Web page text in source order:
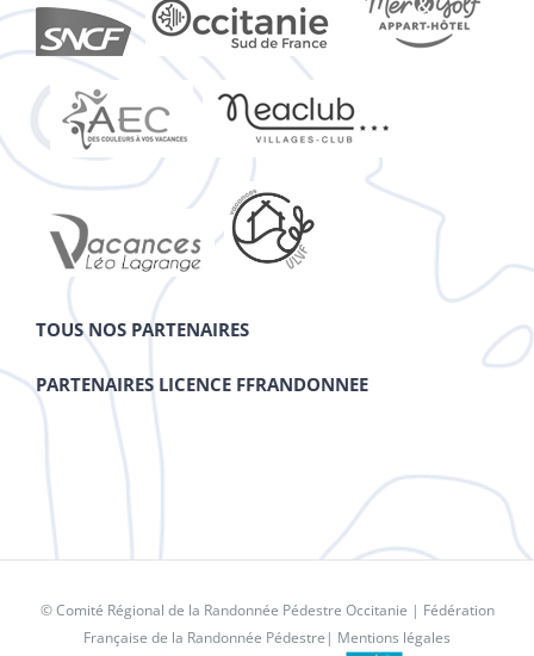
TOUS NOS PARTENAIRES
PARTENAIRES LICENCE FFRANDONNEE
© Comité Régional de la Randonnée Pédestre Occitanie | Fédération
Française de la Randonnée Pédestre | Mentions légales